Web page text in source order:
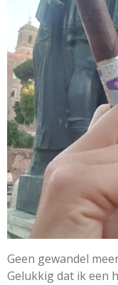
Geen gewandel
Gelukkig dat ik een